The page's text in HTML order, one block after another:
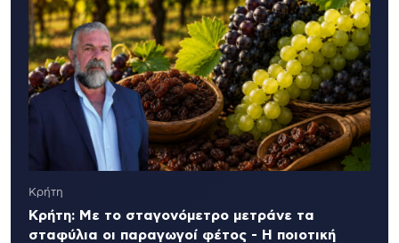
Κρήτη
Κρήτη: Με το σταγονόμετρο μετράνε τα
σταφύλια οι παραγωγοί φέτος - Η ποιοτική